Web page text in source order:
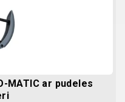
MATIC ar pudeles